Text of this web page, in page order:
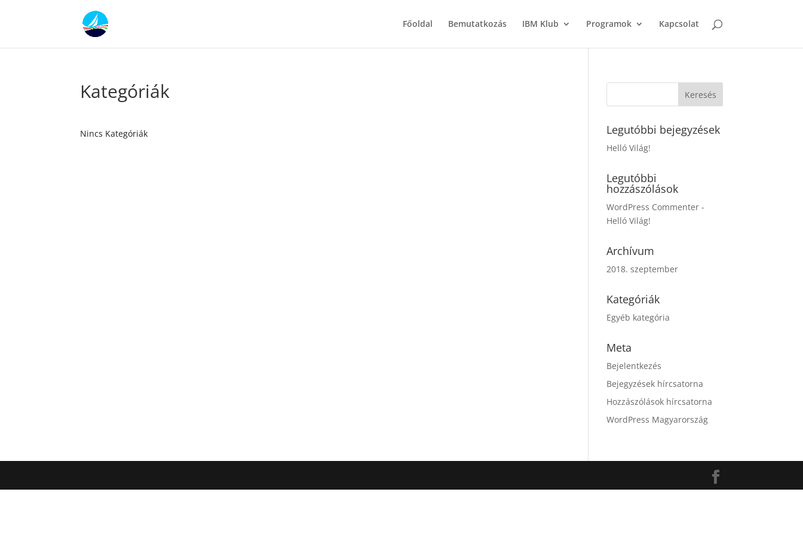
Főoldal Bemutatkozás IBM Klub Programok Kapcsolat
Kategóriák
Nincs Kategóriák Legutóbbi bejegyzések
Helló Világ!
Legutóbbi
hozzászólások
WordPress Commenter -
Helló Világ!
Archívum
2018. szeptember
Kategóriák
Egyéb kategória
Meta
Bejelentkezés
Bejegyzések hírcsatorna
Hozzászólások hírcsatorna
WordPress Magyarország